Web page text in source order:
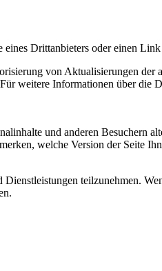
Drittanbieters oder einen
von Aktualisierungen der
weitere Informationen über
und anderen Besuchern
welche Version der Seite
teilzunehmen.